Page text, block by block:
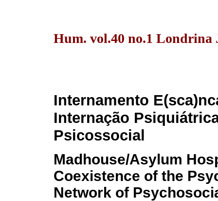
Hum. vol.40 no.1 Londrina
Internamento
Internação
Psicossocial
Madhouse/Asylum
Coexistence of the
Network of